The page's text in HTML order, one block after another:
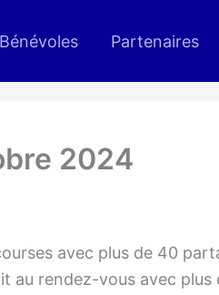
Bénévoles Partenaires
2024
avec plus de 40
au rendez-vous avec plus